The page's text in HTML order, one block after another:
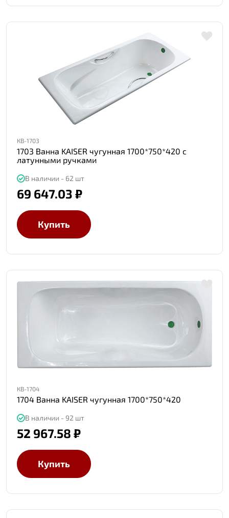
КВ-1703
1703 Ванна KAISER чугунная 1700*750*420 с
латунными ручками
В наличии - 62 шт
69 647.03 ₽
Купить
КВ-1704
1704 Ванна KAISER чугунная 1700*750*420
В наличии - 92 шт
52 967.58 ₽
Купить